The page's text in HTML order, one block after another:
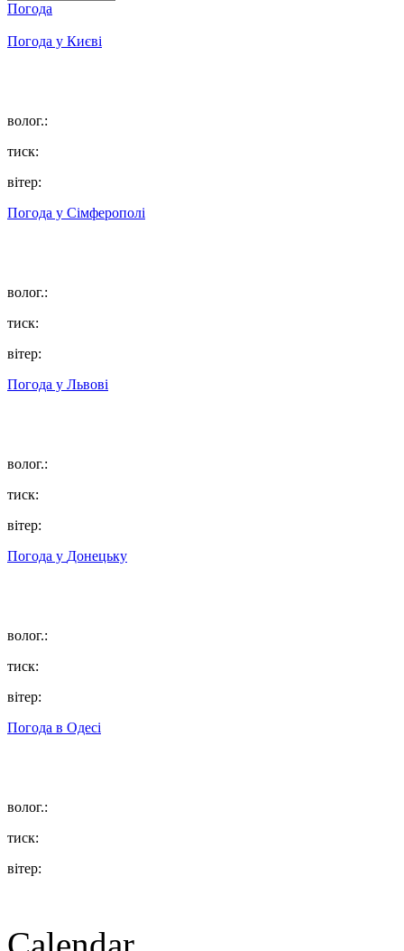
Погода
Погода у Києві
волог.:
тиск:
вітер:
Погода у Сімферополі
волог.:
тиск:
вітер:
Погода у Львові
волог.:
тиск:
вітер:
Погода у Донецьку
волог.:
тиск:
вітер:
Погода в Одесі
волог.:
тиск:
вітер: